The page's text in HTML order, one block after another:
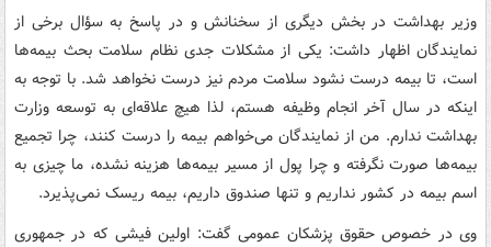
وزیر بهداشت در بخش دیگری از سخنانش و در پاسخ به سؤال برخی از
نمایندگان اظهار داشت:‌ یکی از مشکلات جدی نظام سلامت بحث بیمه‌ها
است، تا بیمه درست نشود سلامت مردم نیز درست نخواهد شد. با توجه به
اینکه در سال آخر انجام وظیفه هستم،‌ لذا هیچ علاقه‌ای به توسعه وزارت
بهداشت ندارم. من از نمایندگان می‌خواهم بیمه را درست کنند، چرا تجمیع
بیمه‌ها صورت نگرفته و چرا پول از مسیر بیمه‌ها هزینه نشده، ما چیزی به
اسم بیمه در کشور نداریم و تنها صندوق داریم، بیمه ریسک نمی‌پذیرد.
وی در خصوص حقوق پزشکان عمومی گفت: اولین فیشی که در جمهوری